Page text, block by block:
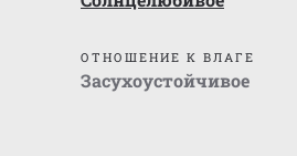
ОТНОШЕНИЕ К ВЛАГЕ
Засухоустойчивое